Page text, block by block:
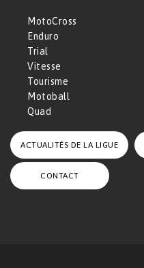
MotoCross
Enduro
Trial
Vitesse
Tourisme
Motoball
Quad
ACTUALITÉS DE LA LIGUE
CONTACT